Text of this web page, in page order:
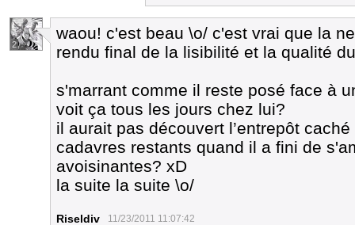
2
waou! c'est beau \o/ c'est vrai que la
rendu final de la lisibilité et la qualité
s'marrant comme il reste posé face à
voit ça tous les jours chez lui?
il aurait pas découvert l’entrepôt
cadavres restants quand il a fini de
avoisinantes? xD
la suite la suite \o/
Riseldiv 11/23/2011 11:07:42